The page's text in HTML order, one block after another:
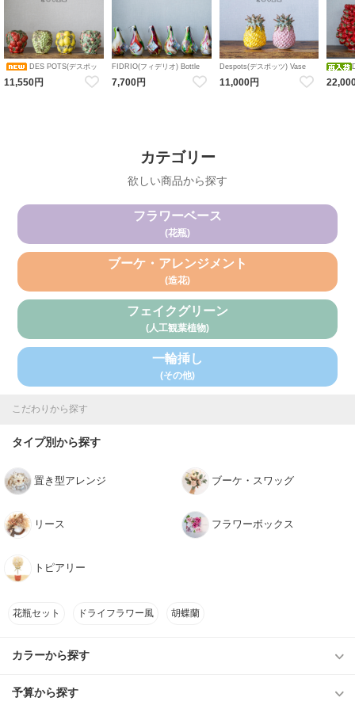
DES POTS(デスポッ
ツ) vase fruit フラワーベース
陶器 ストロベリー / ブドウ /
11,550円
FIDRIO(フィデリオ) Bottle
colours 花瓶 ガラス
7,700円
Despots(デスポッツ) Vase
イナップル フルーツ
11,000円
陶器 い
カテゴリー
欲しい商品から探す
フラワーベース
(花瓶)
ブーケ・アレンジメント
(造花)
フェイクグリーン
(人工観葉植物)
一輪挿し
(その他)
こだわりから探す
タイプ別から探す
置き型アレンジ ブーケ・スワッグ
リース フラワーボックス
トピアリー
花瓶セット ドライフラワー風 胡蝶蘭
カラーから探す
予算から探す